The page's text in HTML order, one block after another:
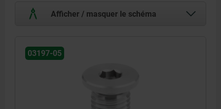
Afficher / masquer le schéma
03197-05